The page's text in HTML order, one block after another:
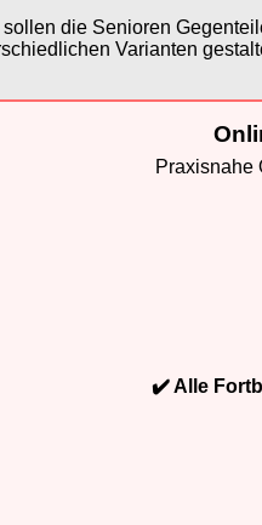
die Senioren
Varianten
Praxisnahe
✔️ Alle